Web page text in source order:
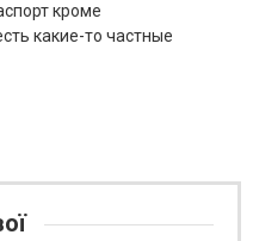
кроме
какие-то частные